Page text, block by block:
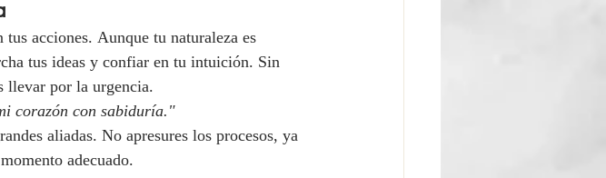
acciones. Aunque tu naturaleza es
tus ideas y confiar en tu intuición. Sin
llevar por la urgencia.
corazón con sabiduría."
aliadas. No apresures los procesos, ya
adecuado.